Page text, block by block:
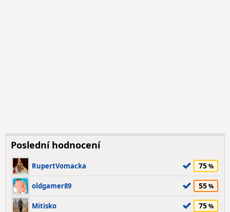
Poslední hodnocení
RupertVomacka 75
oldgamer89 55
Mitisko 75